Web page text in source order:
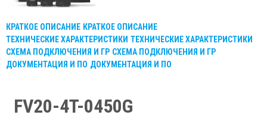
КРАТКОЕ ОПИСАНИЕ КРАТКОЕ ОПИСАНИЕ
ТЕХНИЧЕСКИЕ ХАРАКТЕРИСТИКИ ТЕХНИЧЕСКИЕ ХАРАКТЕРИСТИКИ
СХЕМА ПОДКЛЮЧЕНИЯ И ГР СХЕМА ПОДКЛЮЧЕНИЯ И ГР
ДОКУМЕНТАЦИЯ И ПО ДОКУМЕНТАЦИЯ И ПО
FV20-4T-0450G